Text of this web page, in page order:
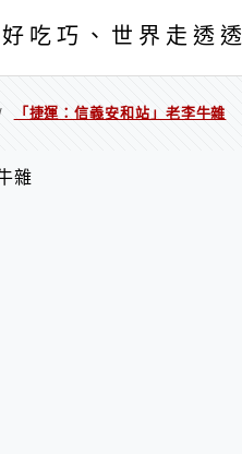
吃巧、世界走透透
「捷運：信義安和站」老李牛雜
雜